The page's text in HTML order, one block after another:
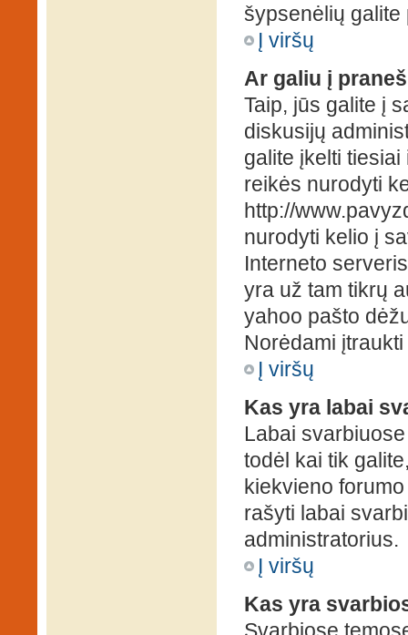
šypsenėlių galite
Į viršų
Ar galiu į
Taip, jūs galite į
diskusijų
galite įkelti
reikės nurodyti
http://
nurodyti kelio į
Interneto
yra už tam tikrų
yahoo pašto
Norėdami
Į viršų
Kas yra labai
Labai
todėl kai tik
kiekvieno
rašyti labai
administratorius.
Į viršų
Kas yra